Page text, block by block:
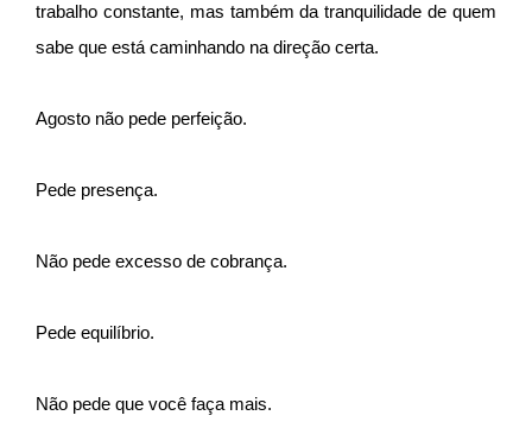
trabalho constante, mas também da tranquilidade de quem
sabe que está caminhando na direção certa.
Agosto não pede perfeição.
Pede presença.
Não pede excesso de cobrança.
Pede equilíbrio.
Não pede que você faça mais.